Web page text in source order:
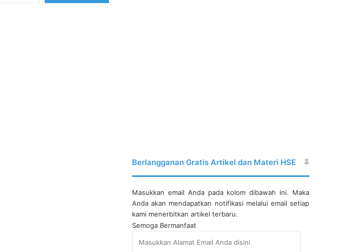
Berlangganan Gratis Artikel dan Materi HSE
Masukkan email Anda pada kolom dibawah ini. Maka
Anda akan mendapatkan notifikasi melalui email setiap
kami menerbitkan artikel terbaru.
Semoga Bermanfaat
Alamat